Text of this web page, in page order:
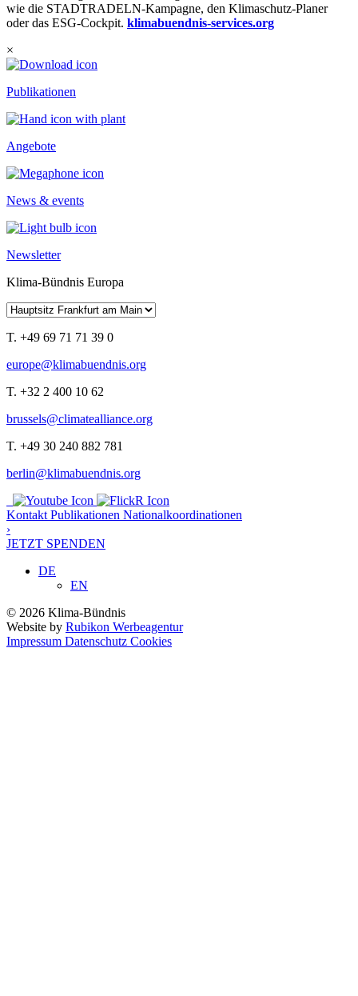
wie die STADTRADELN-Kampagne, den Klimaschutz-Planer
oder das ESG-Cockpit. klimabuendnis-services.org
×
Publikationen
Angebote
News & events
Newsletter
Klima-Bündnis Europa
T. +49 69 71 71 39 0
europe@klimabuendnis.org
T. +32 2 400 10 62
brussels@climatealliance.org
T. +49 30 240 882 781
berlin@klimabuendnis.org
Kontakt Publikationen Nationalkoordinationen
›
JETZT SPENDEN
DE
EN
© 2026 Klima-Bündnis
Website by Rubikon Werbeagentur
Impressum Datenschutz Cookies